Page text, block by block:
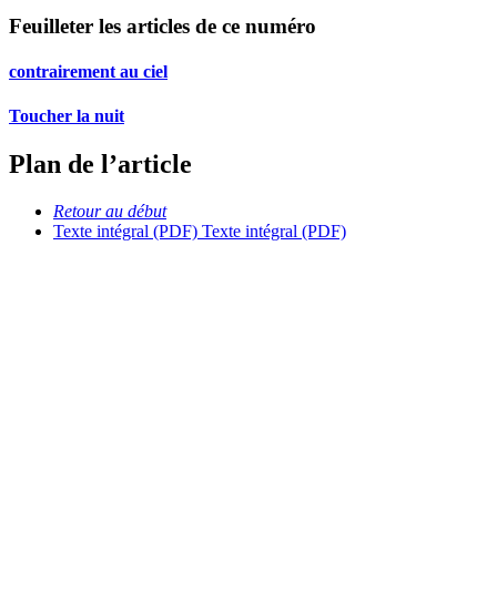
Feuilleter les articles de ce numéro
contrairement au ciel
Toucher la nuit
Plan de l’article
Retour au début
Texte intégral (PDF) Texte intégral (PDF)